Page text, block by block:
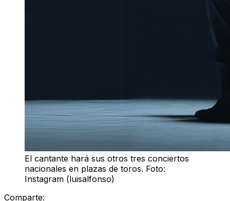
El cantante hará sus otros tres conciertos
nacionales en plazas de toros. Foto:
Instagram (luisalfonso)
Comparte: